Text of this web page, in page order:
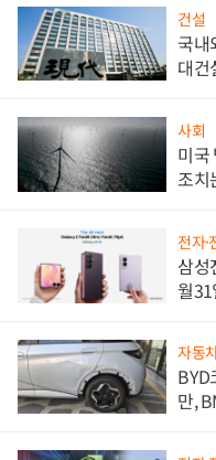
건설
국내
대건
사회
미국
조치
전자·
삼성
월31
자동
BYD
만,